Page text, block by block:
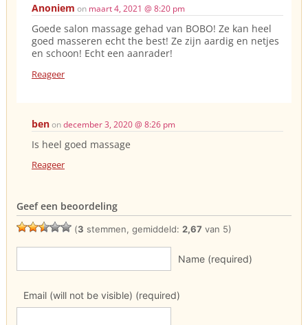
Anoniem on maart 4, 2021 @ 8:20 pm
Goede salon massage gehad van BOBO! Ze kan heel
goed masseren echt the best! Ze zijn aardig en netjes
en schoon! Echt een aanrader!
Reageer
benondecember 3, 2020 @ 8:26 pm
Is heel goed massage
Reageer
Geef een beoordeling
(3 stemmen, gemiddeld: 2,67 van 5)
Name (required)
Email (will not be visible) (required)